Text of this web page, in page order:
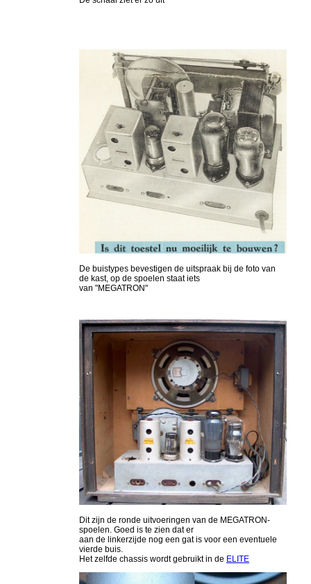
De buistypes bevestigen de uitspraak bij de foto van
de kast, op de spoelen staat iets
van "MEGATRON"
Dit zijn de ronde uitvoeringen van de MEGATRON-
spoelen. Goed is te zien dat er
aan de linkerzijde nog een gat is voor een eventuele
vierde buis.
Het zelfde chassis wordt gebruikt in de ELITE